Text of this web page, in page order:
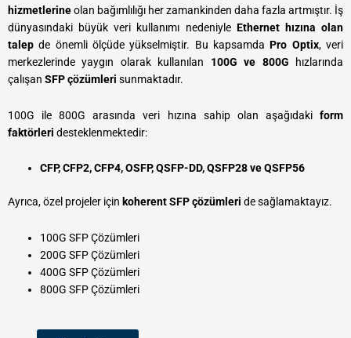
hizmetlerineolan bağımlılığı her zamankinden daha fazla artmıştır. İş
dünyasındaki büyük veri kullanımı nedeniyle Ethernet hızına olan
talep de önemli ölçüde yükselmiştir. Bu kapsamdaPro Optix, veri
merkezlerinde yaygın olarak kullanılan 100G ve 800G hızlarında
çalışan SFP çözümleri sunmaktadır.
100G ile 800G arasında veri hızına sahip olan aşağıdaki form
faktörleri desteklenmektedir:
CFP, CFP2, CFP4, OSFP, QSFP-DD, QSFP28 ve QSFP56
Ayrıca, özel projeler için koherent SFP çözümleri de sağlamaktayız.
100G SFP Çözümleri
200G SFP Çözümleri
400G SFP Çözümleri
800G SFP Çözümleri